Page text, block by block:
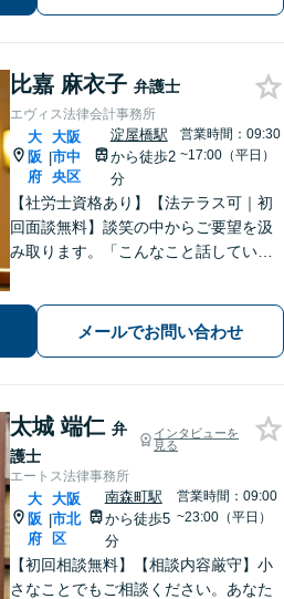
比嘉 麻衣子 弁護士
エヴィス法律会計事務所
大
阪
府
|
大阪
市中
央区
淀屋橋駅
から徒歩2
分
営業時間：09:30
~17:00（平日）
【社労士資格あり】【法テラス可｜初
回面談無料】談笑の中からご要望を汲
み取ります。「こんなこと話していい
離婚・労働問題など。あなたの想いに
寄り添い、最適な解決を目指します
メールでお問い合わせ
太城 端仁 弁
護士
インタビューを
見る
エートス法律事務所
大
阪
府
|
大阪
市北
区
南森町駅
から徒歩5
分
営業時間：09:00
~23:00（平日）
【初回相談無料】【相談内容厳守】小
さなことでもご相談ください。あなた